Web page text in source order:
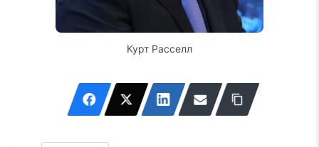
Курт Расселл